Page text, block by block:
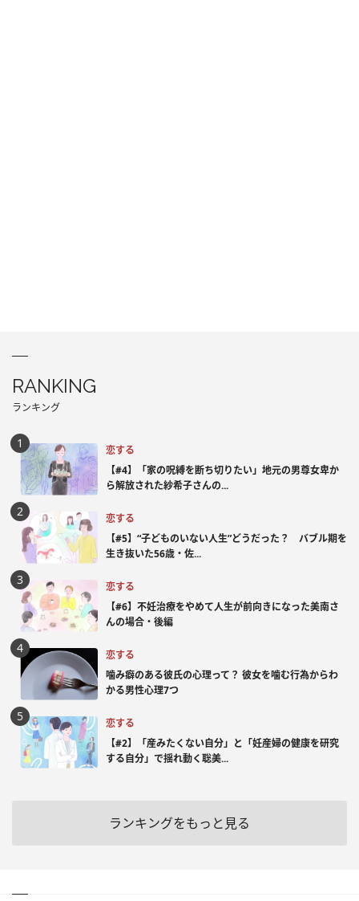
RANKING
ランキング
恋する
【#4】「家の呪縛を断ち切りたい」地元の男尊女卑か
ら解放された紗希子さんの...
恋する
【#5】“子どものいない人生”どうだった？ バブル期を
生き抜いた56歳・佐...
恋する
【#6】不妊治療をやめて人生が前向きになった美南さ
んの場合・後編
恋する
噛み癖のある彼氏の心理って？ 彼女を噛む行為からわ
かる男性心理7つ
恋する
【#2】「産みたくない自分」と「妊産婦の健康を研究
する自分」で揺れ動く聡美...
ランキングをもっと見る